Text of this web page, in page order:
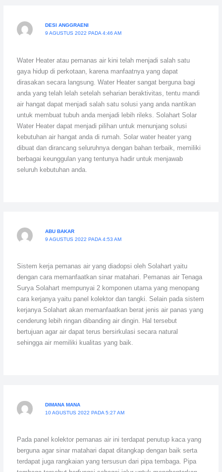
DESI ANGGRAENI
9 AGUSTUS 2022 PADA 4:46 AM
Water Heater atau pemanas air kini telah menjadi salah satu
gaya hidup di perkotaan, karena manfaatnya yang dapat
dirasakan secara langsung. Water Heater sangat berguna bagi
anda yang telah lelah setelah seharian beraktivitas, tentu mandi
air hangat dapat menjadi salah satu solusi yang anda nantikan
untuk membuat tubuh anda menjadi lebih rileks. Solahart Solar
Water Heater dapat menjadi pilihan untuk menunjang solusi
kebutuhan air hangat anda di rumah. Solar water heater yang
dibuat dan dirancang seluruhnya dengan bahan terbaik, memiliki
berbagai keunggulan yang tentunya hadir untuk menjawab
seluruh kebutuhan anda.
ABU BAKAR
9 AGUSTUS 2022 PADA 4:53 AM
Sistem kerja pemanas air yang diadopsi oleh Solahart yaitu
dengan cara memanfaatkan sinar matahari. Pemanas air Tenaga
Surya Solahart mempunyai 2 komponen utama yang menopang
cara kerjanya yaitu panel kolektor dan tangki. Selain pada sistem
kerjanya Solahart akan memanfaatkan berat jenis air panas yang
cenderung lebih ringan dibanding air dingin. Hal tersebut
bertujuan agar air dapat terus bersirkulasi secara natural
sehingga air memiliki kualitas yang baik.
DIMANA MANA
10 AGUSTUS 2022 PADA 5:27 AM
Pada panel kolektor pemanas air ini terdapat penutup kaca yang
berguna agar sinar matahari dapat ditangkap dengan baik serta
terdapat juga rangkaian yang tersusun dari pipa tembaga. Pipa